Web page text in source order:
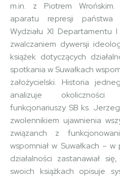
m.in. z Piotrem Wrońskim.
aparatu represji państwa
Wydziału XI Departamentu
zwalczaniem dywersji
książek dotyczących
spotkania w Suwałkach
założycielski. Historia
analizuje okoliczności
funkcjonariuszy SB ks.
zwolennikiem ujawnienia
związanch z
wspomniał w Suwałkach –
działalności zastanawiał
swoich książkach opisuje